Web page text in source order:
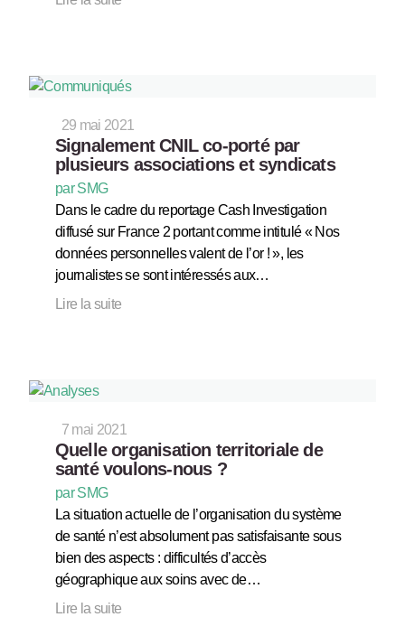
29 mai 2021
Signalement CNIL co-porté par
plusieurs associations et syndicats
par SMG
Dans le cadre du reportage Cash Investigation
diffusé sur France 2 portant comme intitulé « Nos
données personnelles valent de l’or ! », les
journalistes se sont intéressés aux…
Lire la suite
7 mai 2021
Quelle organisation territoriale de
santé voulons-nous ?
par SMG
La situation actuelle de l’organisation du système
de santé n’est absolument pas satisfaisante sous
bien des aspects : difficultés d’accès
géographique aux soins avec de…
Lire la suite